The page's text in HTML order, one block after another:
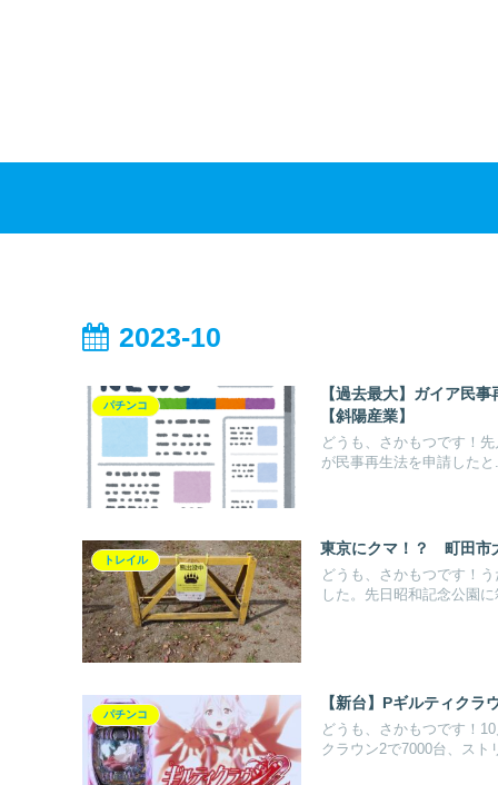
2023-10
パチンコ
【過去最大】ガイア民
【斜陽産業】
どうも、さかもつです！
が民事再生法を申請したと
トレイル
東京にクマ！？ 町田市
どうも、さかもつです！
した。先日昭和記念公園
パチンコ
【新台】Pギルティ
どうも、さかもつです！
クラウン2で7000台、スト